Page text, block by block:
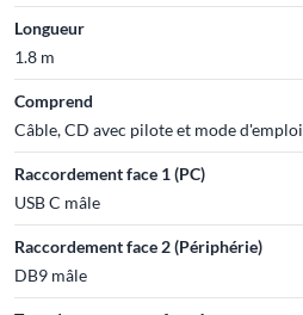
Longueur
1.8 m
Comprend
Câble, CD avec pilote et mode d'emploi
Raccordement face 1 (PC)
USB C mâle
Raccordement face 2 (Périphérie)
DB9 mâle